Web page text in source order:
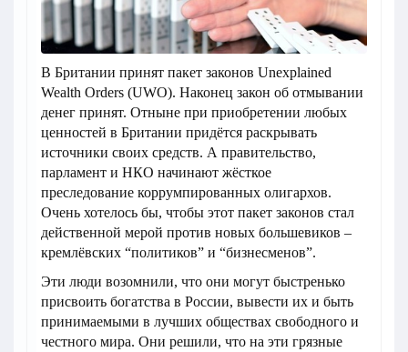
В Британии принят пакет законов Unexplained
Wealth Orders (UWO). Наконец закон об отмывании
денег принят. Отныне при приобретении любых
ценностей в Британии придётся раскрывать
источники своих средств. А правительство,
парламент и НКО начинают жёсткое
преследование коррумпированных олигархов.
Очень хотелось бы, чтобы этот пакет законов стал
действенной мерой против новых большевиков –
кремлёвских “политиков” и “бизнесменов”.
Эти люди возомнили, что они могут быстренько
присвоить богатства в России, вывести их и быть
принимаемыми в лучших обществах свободного и
честного мира. Они решили, что на эти грязные